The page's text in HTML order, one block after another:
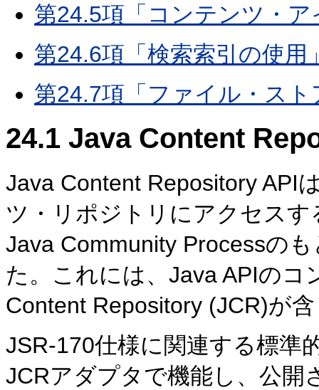
第24.5項「コンテンツ・
第24.6項「検索索引の使用
第24.7項「ファイル・ス
24.1 Java Content
Java Content Repository API
ツ・リポジトリにアクセス
Java Community Processの
た。これには、Java APIの
Content Repository (JCR)が
JSR-170仕様に関連する標準
JCRアダプタで機能し、公開